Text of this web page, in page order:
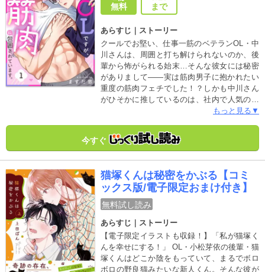
無料
まで
あらすじ｜ストーリー
クールでお堅い、仕事一筋のベテランOL・中
川さんは、周囲と打ち解けられないのか、後
輩から怖がられる始末…そんな彼女には秘密
がありまして――実は筋肉男子に抱かれたい
重度の筋肉フェチでした！？しかも中川さん
がひそかに推しているのは、社内で人気の凄
腕プログラマー・みつるさん。着痩せする彼
毎晩おかずにしてしまっている。こんな下品
な欲望は見せられない…そう思っていたの
て、こういうの興味あるんだ」 恋愛経験ゼロ
のムッツリOL×甘いマスクのマッチョ先輩の
焦れキュンオフィスラブ！
もっと見る▼
今すぐ
猫塚くんは秘密をかぶる【コミ
ックス版/電子限定おまけ付き】
無料試し読み
あらすじ｜ストーリー
【電子限定イラストも収録！】「私が猫塚く
んを幸せにする！」 OL・小松芽依の後輩・猫
塚くんはどこか陰をもっていて、まるでボロ
ボロの野良猫みたいな新人くん。そんな彼が